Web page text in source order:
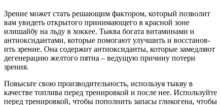
Зрение может стать решающим фактором, который позволит
вам увидеть открытого принимающего в красной зоне
илишайбу на льду в хоккее. Тыква богата витаминами и
антиоксидантами, которые помогают улучшить и восстанов­
ить зрение. Она содержит антиоксиданты, которые замедляют
дегенерацию желтого пятна – ведущую причину потери
зрения.
Повысьте свою производительность, используя тыкву в
качестве топлива перед тренировкой и после нее. Используйте
перед тренировкой, чтобы пополнить запасы гликогена, чтобы